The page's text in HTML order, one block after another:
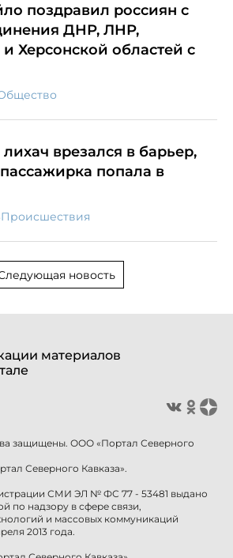
поздравил россиян с
ДНР, ЛНР,
Херсонской областей с
врезался в барьер,
пассажирка попала в
Происшествия
новость
материалов
защищены. ООО «Портал Северного
Северного Кавказа».
СМИ ЭЛ № ФС 77 - 53481 выдано
по надзору в сфере связи,
и массовых коммуникаций
2013 года.